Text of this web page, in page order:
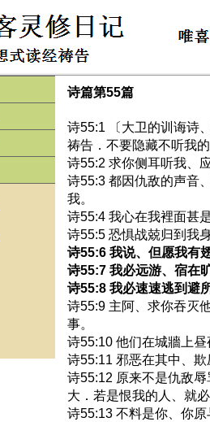
诗篇第55篇
诗55:1 〔大卫的训诲诗
祷告．不要隐藏不听我的
诗55:2 求你侧耳听我、
诗55:3 都因仇敌的声音
我。
诗55:4 我心在我裡面甚
诗55:5 恐惧战兢归到我
诗55:6 我说、但愿我有
诗55:7 我必远游、宿在
诗55:8 我必速速逃到避
诗55:9 主阿、求你吞灭
事。
诗55:10 他们在城牆上昼
诗55:11 邪恶在其中、欺
诗55:12 原来不是仇敌
大．若是恨我的人、就必
诗55:13 不料是你、你原